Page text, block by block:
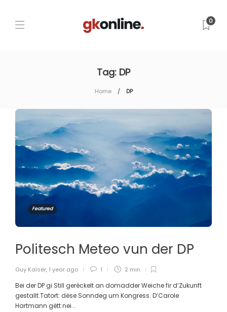
0
Tag: DP
Home DP
Featured
Politesch Meteo vun der DP
Guy Kaiser, 1 year ago 1 2 min
Bei der DP gi Still geréckelt an domadder Weiche fir d’Zukunft
gestallt.Tatort: dëse Sonndeg um Kongress. D’Carole
Hartmann gëtt nei...